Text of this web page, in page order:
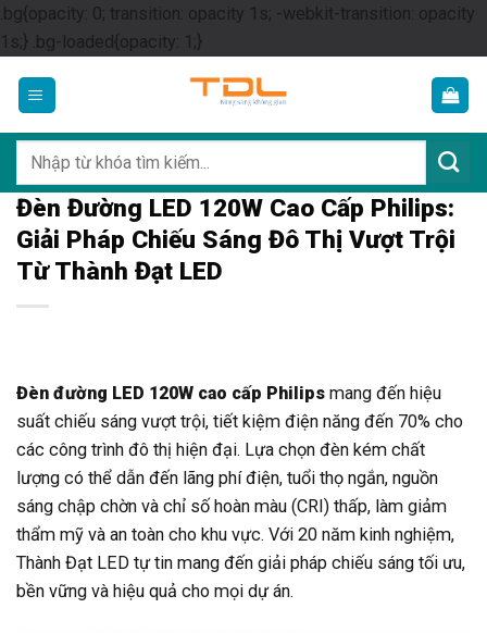
.bg{opacity: 0; transition: opacity 1s; -webkit-transition: opacity
1s;} .bg-loaded{opacity: 1;}Skip
content
kiếm:
Đèn Đường LED 120W Cao Cấp Philips:
Giải Pháp Chiếu Sáng Đô Thị Vượt Trội
Từ Thành Đạt LED
Đèn đường LED 120W cao cấp Philips mang đến hiệu
suất chiếu sáng vượt trội, tiết kiệm điện năng đến 70% cho
các công trình đô thị hiện đại. Lựa chọn đèn kém chất
lượng có thể dẫn đến lãng phí điện, tuổi thọ ngắn, nguồn
sáng chập chờn và chỉ số hoàn màu (CRI) thấp, làm giảm
thẩm mỹ và an toàn cho khu vực. Với 20 năm kinh nghiệm,
Thành Đạt LED tự tin mang đến giải pháp chiếu sáng tối ưu,
bền vững và hiệu quả cho mọi dự án.